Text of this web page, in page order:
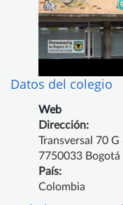
Datos del colegio
Web
Dirección:
Transversal 70
7750033 Bogotá
País:
Colombia